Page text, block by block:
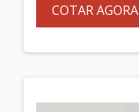
COTAR AGORA